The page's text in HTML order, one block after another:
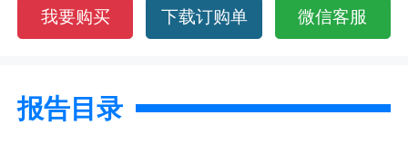
我要购买 下载订购单 微信客服
报告目录